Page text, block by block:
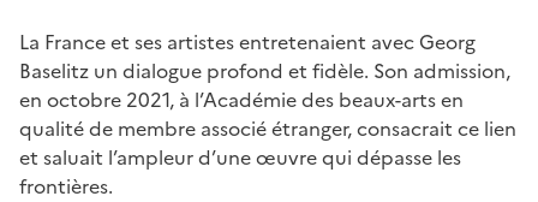
La France et ses artistes entretenaient avec Georg
Baselitz un dialogue profond et fidèle. Son admission,
en octobre 2021, à l’Académie des beaux-arts en
qualité de membre associé étranger, consacrait ce lien
et saluait l’ampleur d’une œuvre qui dépasse les
frontières.